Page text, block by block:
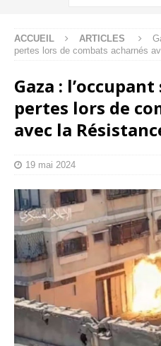
ACCUEIL ARTICLES
pertes lors de combats acharnés
Gaza :
pertes lors de
avec la
19 mai 2024